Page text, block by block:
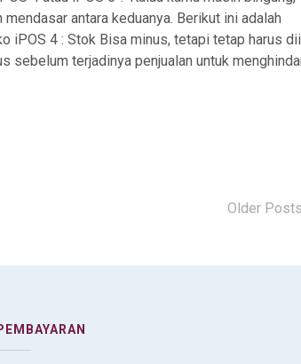
antara keduanya. Berikut ini adalah
iPOS 4 : Stok Bisa minus, tetapi tetap harus
sebelum terjadinya penjualan untuk
Older